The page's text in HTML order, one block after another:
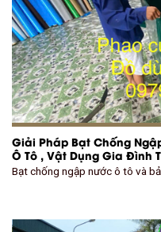
Giải Pháp Bạt Chống
Ô Tô , Vật Dụng Gia Đình
Bạt chống ngập nước ô tô và